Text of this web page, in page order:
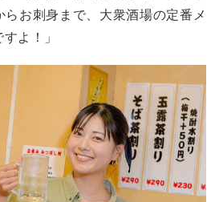
らお刺身まで、大衆酒場の定番メ
よ！」